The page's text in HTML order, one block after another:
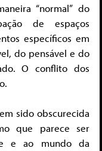
“normal” do
de espaços
específicos em
do pensável e do
O conflito dos
sido obscurecida
que parece ser
e ao mundo da